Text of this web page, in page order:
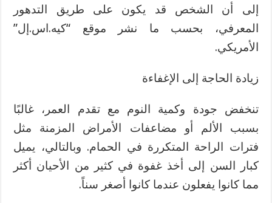
إلى أن الشخص قد يكون على طريق التدهور
المعرفي، بحسب ما نشر موقع “كيه.اس.إل”
الأمريكي.
زيادة الحاجة إلى الإغفاءة
تنخفض جودة وكمية النوم مع تقدم العمر، غالبًا
بسبب الألم أو مضاعفات الأمراض المزمنة مثل
فترات الراحة المتكررة في الحمام. وبالتالي، يميل
كبار السن إلى أخذ غفوة في كثير من الأحيان أكثر
مما كانوا يفعلون عندما كانوا أصغر سناً.